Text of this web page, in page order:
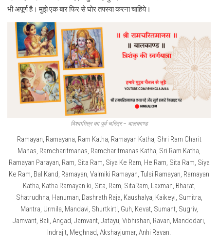
भी अपूर्ण है। मुझे एक बार फिर से घोर तपस्या करना चाहिये।
विश्वामित्र का पूर्व चरित्र – बालकाण्ड
Ramayan, Ramayana, Ram Katha, Ramayan Katha, Shri Ram Charit
Manas, Ramcharitmanas, Ramcharitmanas Katha, Sri Ram Katha,
Ramayan Parayan, Ram, Sita Ram, Siya Ke Ram, He Ram, Sita Ram, Siya
Ke Ram, Bal Kand, Ramayan, Valmiki Ramayan, Tulsi Ramayan, Ramayan
Katha, Katha Ramayan ki, Sita, Ram, SitaRam, Laxman, Bharat,
Shatrudhna, Hanuman, Dashrath Raja, Kaushalya, Kaikeyi, Sumitra,
Mantra, Urmila, Mandavi, Shurtkirti, Guh, Kevat, Sumant, Sugriv,
Jamvant, Bali, Angad, Jamvant, Jatayu, Vibhishan, Ravan, Mandodari,
Indrajit, Meghnad, Akshayjumar, Anhi Ravan.